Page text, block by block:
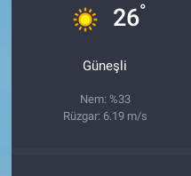
26°
Güneşli
Nem: %33
Rüzgar: 6.19 m/s